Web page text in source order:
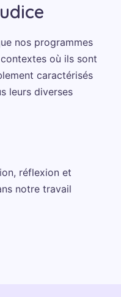
nos programmes
où ils sont
caractérisés
leurs diverses
réflexion et
notre travail